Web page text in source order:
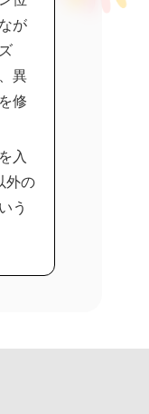
が
異
修
入
外の
う